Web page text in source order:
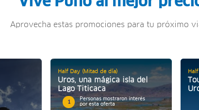
Aprovecha estas promociones para tu próximo
Half Day (Mitad de día)
Uros, una mágica isla del
Lago Titicaca
1
Personas mostraron interés
por esta oferta